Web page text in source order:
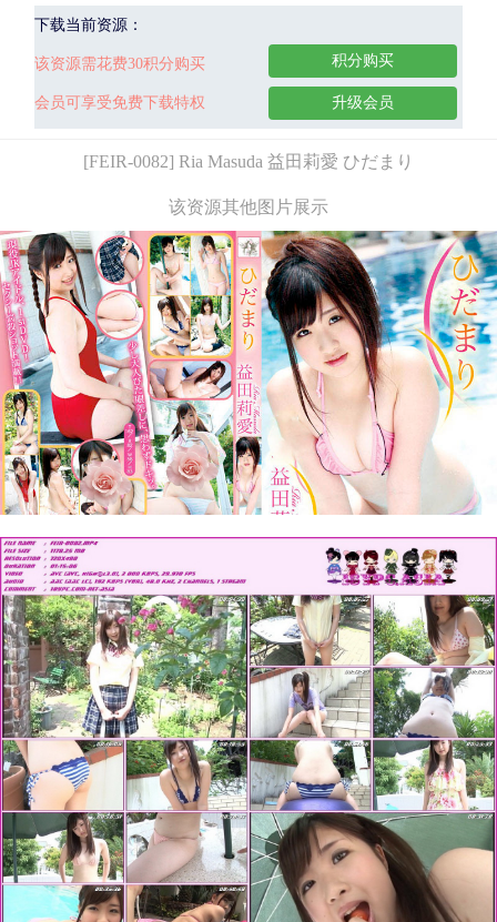
下载当前资源：
该资源需花费30积分购买
会员可享受免费下载特权
积分购买
升级会员
[FEIR-0082] Ria Masuda 益田莉愛 ひだまり
该资源其他图片展示